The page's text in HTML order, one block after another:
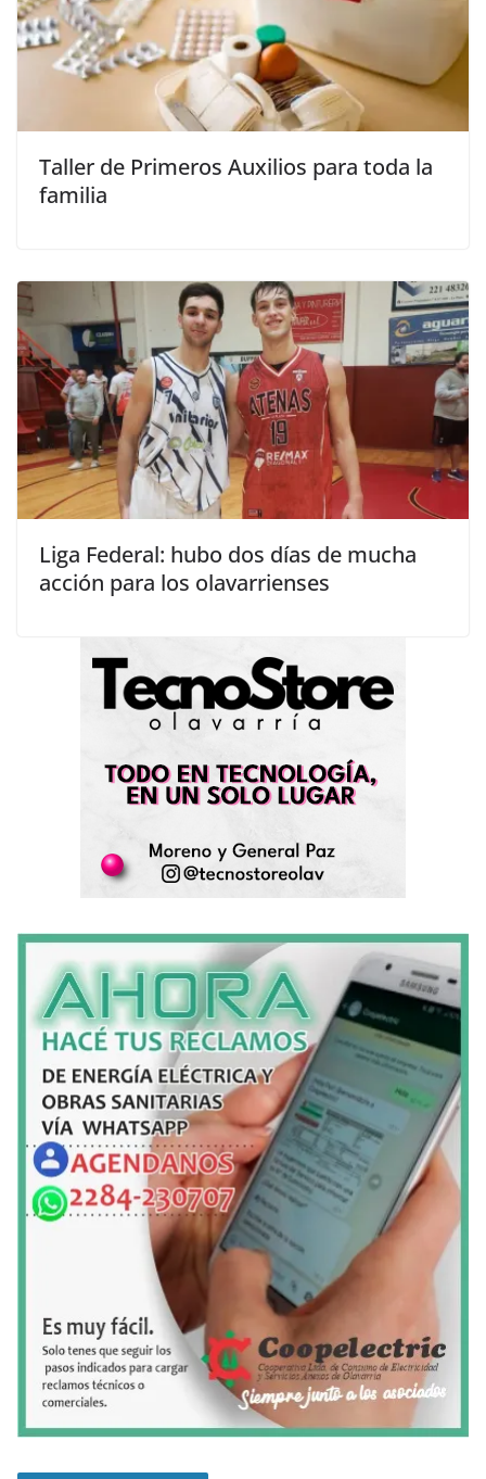
Taller de Primeros Auxilios para toda la
familia
Liga Federal: hubo dos días de mucha
acción para los olavarrienses